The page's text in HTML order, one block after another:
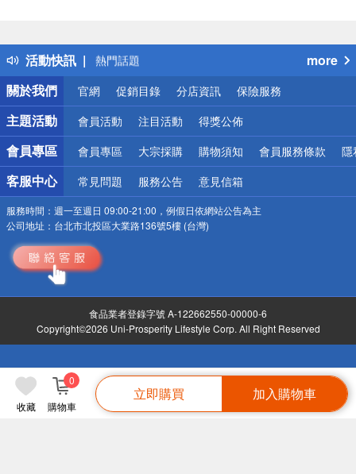
收藏 購物車
0
立即購買 加入購物車
活動快訊
得獎公告
熱門話題
銀行優惠
偏遠地區配送
詐騙網頁！請小心！
more
關於我們
官網 促銷目錄 分店資訊 保險服務
主題活動 會員活動 注目活動 得獎公佈
會員專區 會員專區 大宗採購 購物須知 會員服務條款 隱
客服中心 常見問題 服務公告 意見信箱
服務時間： 週一至週日 09:00-21:00，例假日依網站公告為主
公司地址： 台北市北投區大業路136號5樓 (台灣)
食品業者登錄字號 A-122662550-00000-6
Copyright©2026 Uni-Prosperity Lifestyle Corp. All Right Reserved